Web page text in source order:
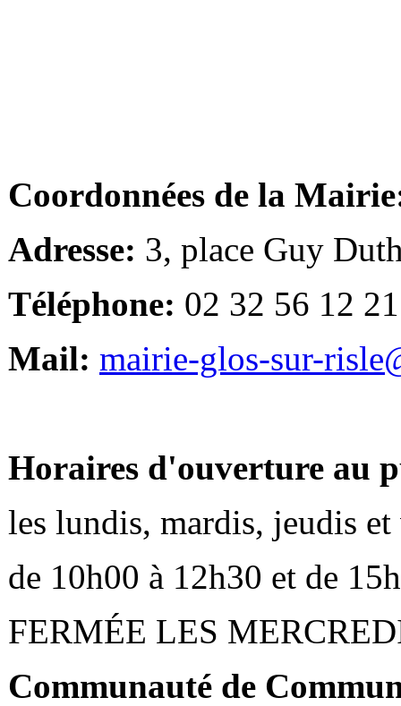
Coordonnées de la
Adresse: 3, place Guy
Téléphone: 02 32 56 12 21
Mail: mairie-glos-sur-
Horaires d'ouverture au
les lundis, mardis, jeudis et
de 10h00 à 12h30 et de
FERMÉE LES
Communauté de